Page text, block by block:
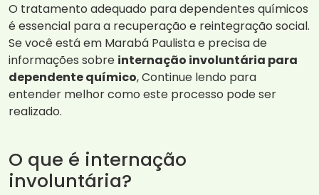
O tratamento adequado para dependentes químicos
é essencial para a recuperação e reintegração social.
Se você está em Marabá Paulista e precisa de
informações sobre internação involuntária para
dependente químico, Continue lendo para
entender melhor como este processo pode ser
realizado.
O que é internação
involuntária?